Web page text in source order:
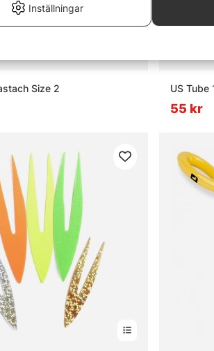
Size 2 US Tube
55 kr
Inställningar